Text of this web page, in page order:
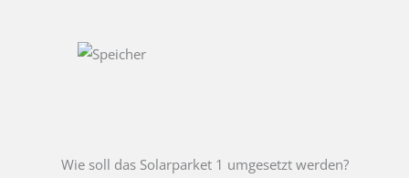
Wie soll das Solarparket 1 umgesetzt werden?